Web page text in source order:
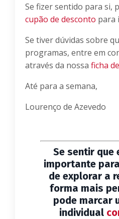
Se fizer sentido para si,
cupão de desconto para
Se tiver dúvidas sobre
programas, entre em
através da nossa ficha
Até para a semana,
Lourenço de Azevedo
Se sentir que
importante
de explorar a
forma mais
pode marcar
individual